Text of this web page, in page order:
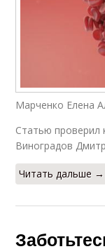
Марченко Елена
Статью проверил
Виноградов
Читать дальше →